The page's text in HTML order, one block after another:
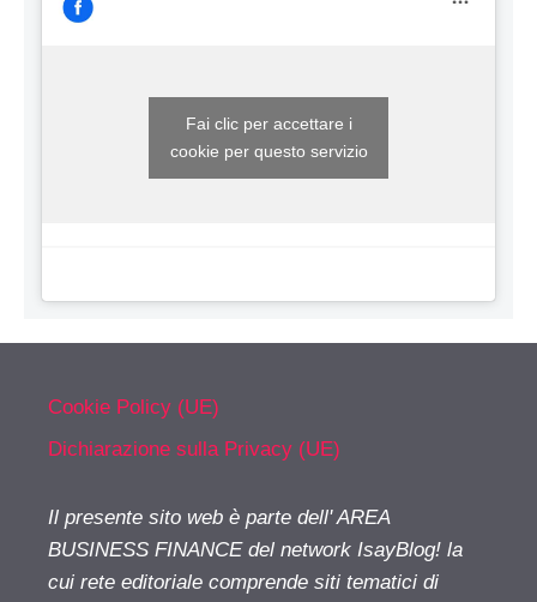
Fai clic per accettare i
cookie per questo servizio
Cookie Policy (UE)
Dichiarazione sulla Privacy (UE)
Il presente sito web è parte dell' AREA
BUSINESS FINANCE del network IsayBlog! la
cui rete editoriale comprende siti tematici di